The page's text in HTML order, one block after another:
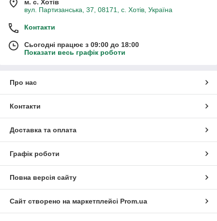
м. с. Хотів
вул. Партизанська, 37, 08171, с. Хотів, Україна
Контакти
Сьогодні працює з 09:00 до 18:00
Показати весь графік роботи
Про нас
Контакти
Доставка та оплата
Графік роботи
Повна версія сайту
Сайт створено на маркетплейсі Prom.ua